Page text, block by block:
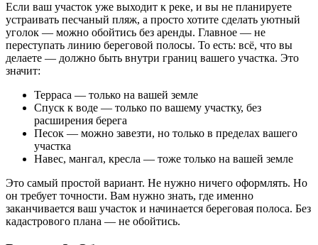
Если ваш участок уже выходит к реке, и вы не планируете
устраивать песчаный пляж, а просто хотите сделать уютный
уголок — можно обойтись без аренды. Главное — не
переступать линию береговой полосы. То есть: всё, что вы
делаете — должно быть внутри границ вашего участка. Это
значит:
Терраса — только на вашей земле
Спуск к воде — только по вашему участку, без
расширения берега
Песок — можно завезти, но только в пределах вашего
участка
Навес, мангал, кресла — тоже только на вашей земле
Это самый простой вариант. Не нужно ничего оформлять. Но
он требует точности. Вам нужно знать, где именно
заканчивается ваш участок и начинается береговая полоса. Без
кадастрового плана — не обойтись.